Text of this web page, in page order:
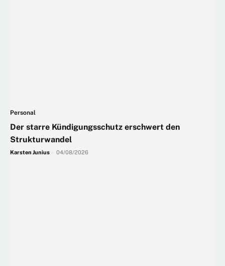
Personal
Der starre Kündigungsschutz erschwert den
Strukturwandel
Karsten Junius 04/08/2026